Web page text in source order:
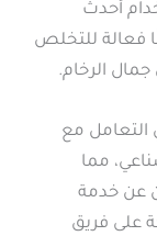
أحدث
فعالة للتخلص
جمال الرخام.
التعامل مع
مما
عن خدمة
على فريق